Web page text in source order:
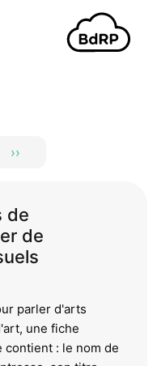
››
de
de
parler d'arts
une fiche
: le nom de